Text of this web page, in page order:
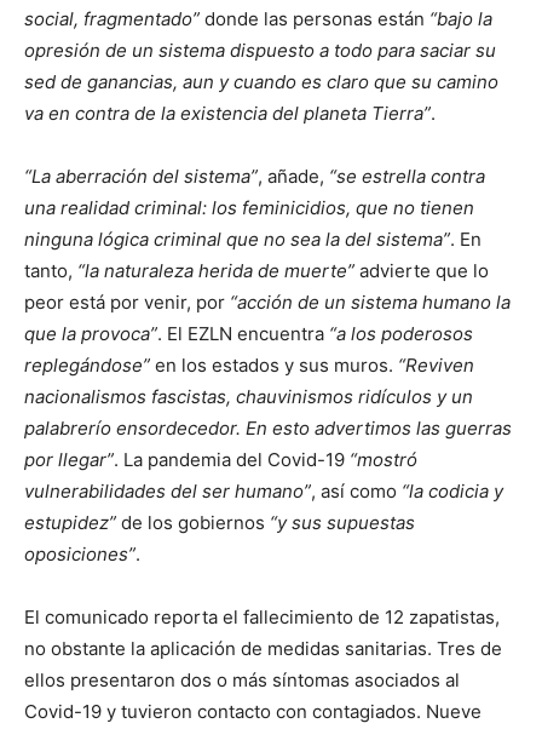
social, fragmentado donde las personas están bajo la
opresión de un sistema dispuesto a todo para saciar su
sed de ganancias, aun y cuando es claro que su camino
va en contra de la existencia del planeta Tierra .
La aberración del sistema , añade, se estrella contra
una realidad criminal: los feminicidios, que no tienen
ninguna lógica criminal que no sea la del sistema . En
tanto, la naturaleza herida de muerte advierte que lo
peor está por venir, por acción de un sistema humano la
que la provoca . El EZLN encuentra a los poderosos
replegándose en los estados y sus muros. Reviven
nacionalismos fascistas, chauvinismos ridículos y un
palabrerío ensordecedor. En esto advertimos las guerras
por llegar . La pandemia del Covid-19 mostró
vulnerabilidades del ser humano , así como la codicia y
estupidez de los gobiernos y sus supuestas
oposiciones .
El comunicado reporta el fallecimiento de 12 zapatistas,
no obstante la aplicación de medidas sanitarias. Tres de
ellos presentaron dos o más síntomas asociados al
Covid-19 y tuvieron contacto con contagiados. Nueve